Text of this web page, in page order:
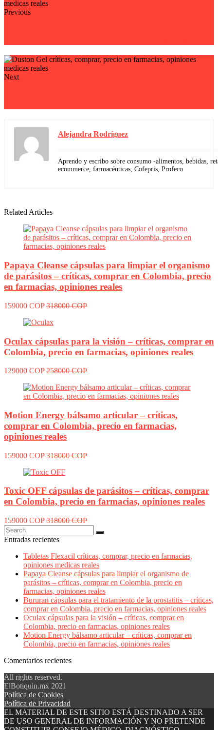
Previous
Next
Alejandra Rodríguez
Aprendo y escribo sobre consumo -alimentos, bebidas,
ecommerce, farmacéuticas, Cofepris, Profeco
Related Articles
Papaya Cleanse cápsulas para limpiar el organismo
de parásitos – críticas, comprar en Colombia, precio
en farmacias, opiniones reales
159000 COP 318000 COP
Oculax cápsulas para la visión – críticas, comprar en
Colombia, precio en farmacias, opiniones reales
129000 COP 258000 COP
Motion Energy bálsamo articular – críticas,
comprar en Colombia, precio en farmacias,
opiniones reales
159000 COP 318000 COP
Toxic OFF cápsulas de parásitos – críticas, comprar
en Colombia, precio en farmacias, opiniones reales
159000 COP 318000 COP
Entradas recientes
Tabletas Flexacil críticas, comprar, precio en farmacias,
opiniones medicas reales
Papaya Cleanse cápsulas para limpiar el organismo de
parásitos – críticas, comprar en Colombia, precio en
farmacias, opiniones reales
Bururan cápsulas para el tratamiento de la prostatitis – críticas,
comprar en Colombia, precio en farmacias, opiniones reales
Oculax cápsulas para la visión – críticas, comprar en
Colombia, precio en farmacias, opiniones reales
Motion Energy bálsamo articular – críticas, comprar en
Colombia, precio en farmacias, opiniones reales
Comentarios recientes
All rights reserved.
ElBotiquin.mx 2021
Política de Cookies
Política de Privacidad
EL MATERIAL DE ESTE SITIO ESTÁ DESTINADO A SER
DE USO GENERAL DE INFORMACIÓN Y NO PRETENDE